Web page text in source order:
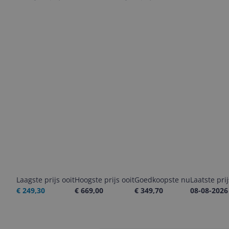
Laagste prijs ooit
€ 249,30
Hoogste prijs ooit
€ 669,00
Goedkoopste nu
€ 349,70
Laatste
08-08-2026